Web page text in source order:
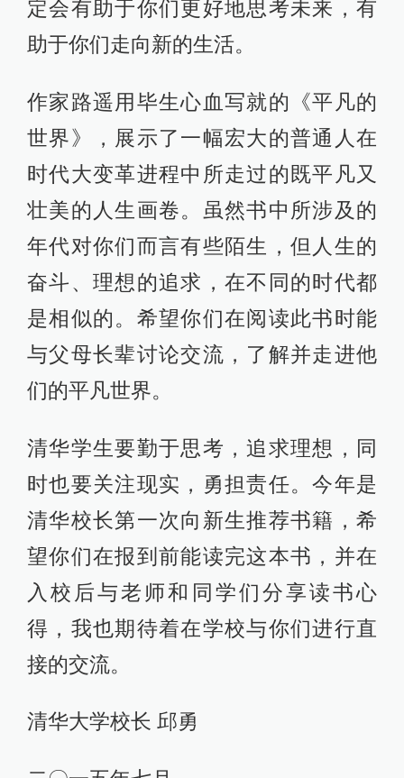
定会有助于你们更好地思考未来，有
助于你们走向新的生活。
作家路遥用毕生心血写就的《平凡的
世界》，展示了一幅宏大的普通人在
时代大变革进程中所走过的既平凡又
壮美的人生画卷。虽然书中所涉及的
年代对你们而言有些陌生，但人生的
奋斗、理想的追求，在不同的时代都
是相似的。希望你们在阅读此书时能
与父母长辈讨论交流，了解并走进他
们的平凡世界。
清华学生要勤于思考，追求理想，同
时也要关注现实，勇担责任。今年是
清华校长第一次向新生推荐书籍，希
望你们在报到前能读完这本书，并在
入校后与老师和同学们分享读书心
得，我也期待着在学校与你们进行直
接的交流。
清华大学校长 邱勇